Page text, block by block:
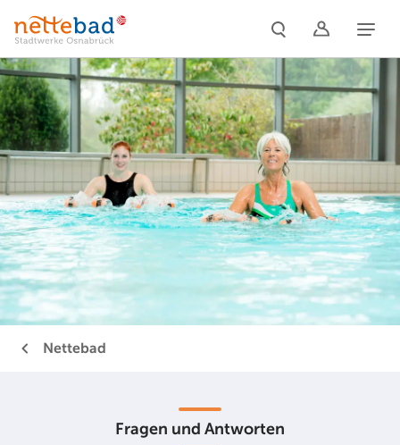
Nettebad
Fragen und Antworten